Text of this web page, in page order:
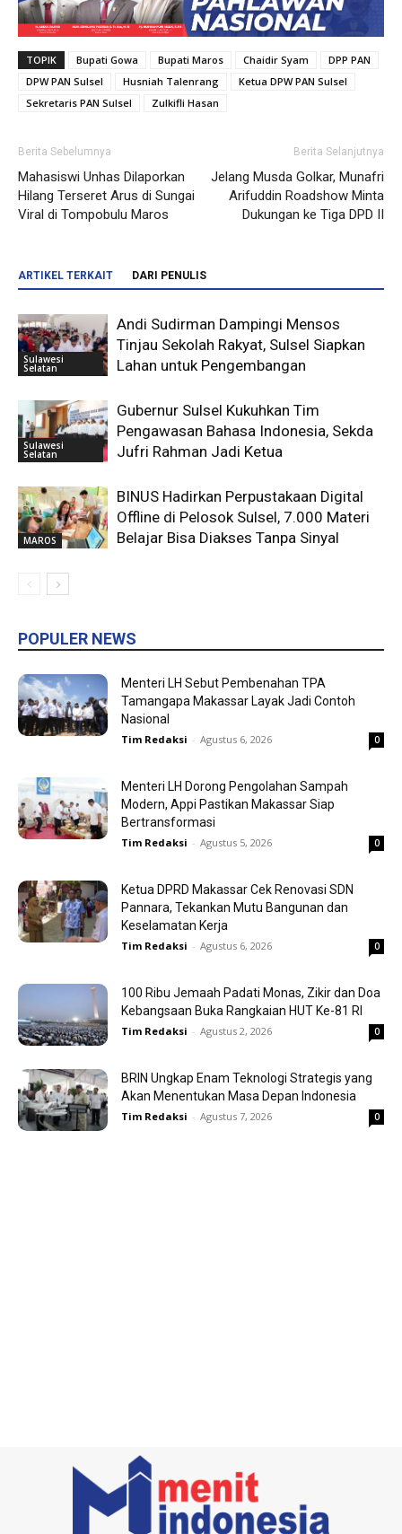
TOPIK Bupati Gowa Bupati Maros Chaidir Syam
DPP PAN
DPW PAN Sulsel
Husniah Talenrang
Ketua DPW PAN Sulsel
Sekretaris PAN Sulsel
Zulkifli Hasan
Berita Sebelumnya
Mahasiswi Unhas Dilaporkan
Hilang Terseret Arus di Sungai
Viral di Tompobulu Maros
Berita Selanjutnya
Jelang Musda Golkar, Munafri
Arifuddin Roadshow Minta
Dukungan ke Tiga DPD II
ARTIKEL TERKAIT DARI PENULIS
Sulawesi
Selatan
Andi Sudirman Dampingi Mensos
Tinjau Sekolah Rakyat, Sulsel Siapkan
Lahan untuk Pengembangan
Sulawesi
Selatan
Gubernur Sulsel Kukuhkan Tim
Pengawasan Bahasa Indonesia, Sekda
Jufri Rahman Jadi Ketua
MAROS
BINUS Hadirkan Perpustakaan Digital
Offline di Pelosok Sulsel, 7.000 Materi
Belajar Bisa Diakses Tanpa Sinyal
POPULER NEWS
Menteri LH Sebut Pembenahan TPA
Tamangapa Makassar Layak Jadi Contoh
Nasional
Tim Redaksi - Agustus 6, 2026 0
Menteri LH Dorong Pengolahan Sampah
Modern, Appi Pastikan Makassar Siap
Bertransformasi
Tim Redaksi - Agustus 5, 2026 0
Ketua DPRD Makassar Cek Renovasi SDN
Pannara, Tekankan Mutu Bangunan dan
Keselamatan Kerja
Tim Redaksi - Agustus 6, 2026 0
100 Ribu Jemaah Padati Monas, Zikir dan Doa
Kebangsaan Buka Rangkaian HUT Ke-81 RI
Tim Redaksi - Agustus 2, 2026 0
BRIN Ungkap Enam Teknologi Strategis yang
Akan Menentukan Masa Depan Indonesia
Tim Redaksi - Agustus 7, 2026 0